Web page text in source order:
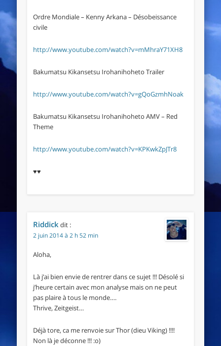
Ordre Mondiale – Kenny Arkana – Désobeissance
civile
http://www.youtube.com/watch?v=mMhraY71XH8
Bakumatsu Kikansetsu Irohanihoheto Trailer
http://www.youtube.com/watch?v=gQoGzmhNoak
Bakumatsu Kikansetsu Irohanihoheto AMV – Red
Theme
http://www.youtube.com/watch?v=KPKwkZpJTr8
♥♥
Riddickdit :
2 juin 2014 à 2 h 52 min
Aloha,
Là j’ai bien envie de rentrer dans ce sujet !!! Désolé si
j’heure certain avec mon analyse mais on ne peut
pas plaire à tous le monde….
Thrive, Zeitgeist…
Déjà tore, ca me renvoie sur Thor (dieu Viking) !!!!
Non là je déconne !!! :o)